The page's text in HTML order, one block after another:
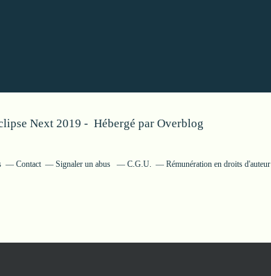
Next 2019 - Hébergé par Overblog
Contact Signaler un abus C.G.U. Rémunération en droits d'auteur